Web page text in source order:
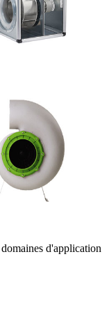
d'application